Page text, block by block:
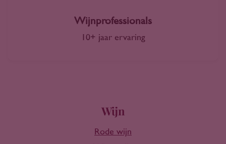
Wijnprofessionals
10+ jaar ervaring
Wijn
Rode wijn